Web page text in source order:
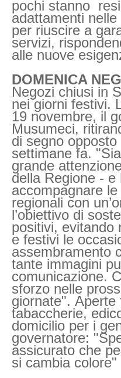
pochi stanno
adattamenti
per riuscire a
servizi,
alle nuove
DOMENICA
Negozi chiusi in
nei giorni festivi.
19 novembre, il
Musumeci,
di segno
settimane fa.
grande
della Regione - e
accompagnare
regionali con
l’obiettivo di
positivi, evitando
e festivi le
assembramento
tante immagini
comunicazione.
sforzo nelle
giornate". Aperte
tabaccherie,
domicilio per i
governatore:
assicurato che
si cambia colore"